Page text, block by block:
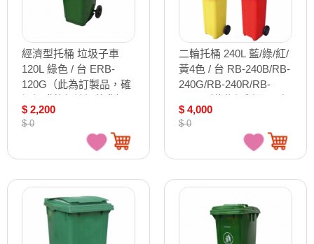
經濟型托桶 垃圾子車
120L 綠色 / 台 ERB-
120G（此為訂製品，確
$ 2,200
$ 0
二輪托桶 240L 藍/綠/紅/
黃4色 / 台 RB-240B/RB-
240G/RB-240R/RB-
認訂購後無法退換貨）
$ 4,000
$ 0